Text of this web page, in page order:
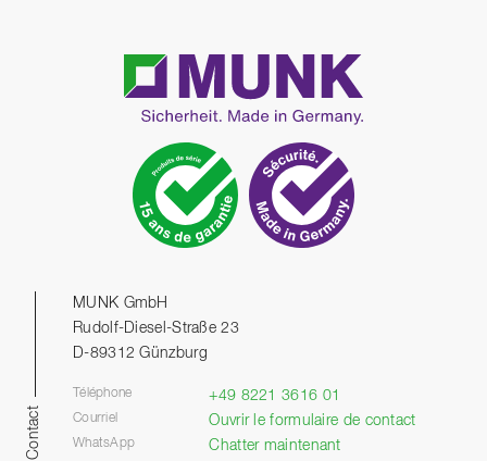
Contact
MUNK GmbH
Rudolf-Diesel-Straße 23
D-89312 Günzburg
Téléphone +49 8221 3616 01
Courriel Ouvrir le formulaire de contact
WhatsApp Chatter maintenant